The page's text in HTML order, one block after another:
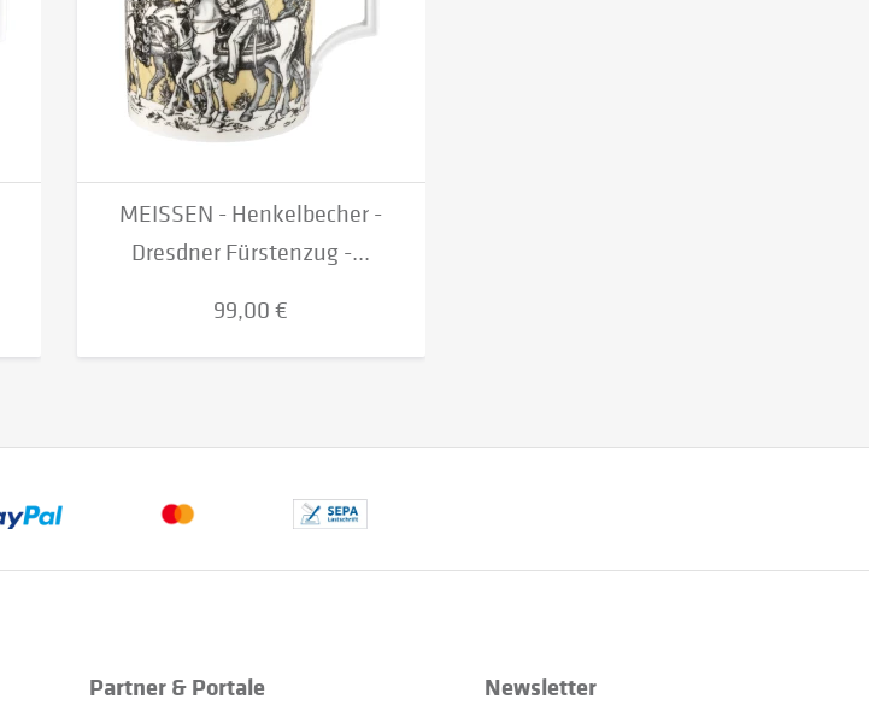
MEISSEN - Henkelbecher -
Dresdner Fürstenzug -...
99,00 €
Partner & Portale Newsletter